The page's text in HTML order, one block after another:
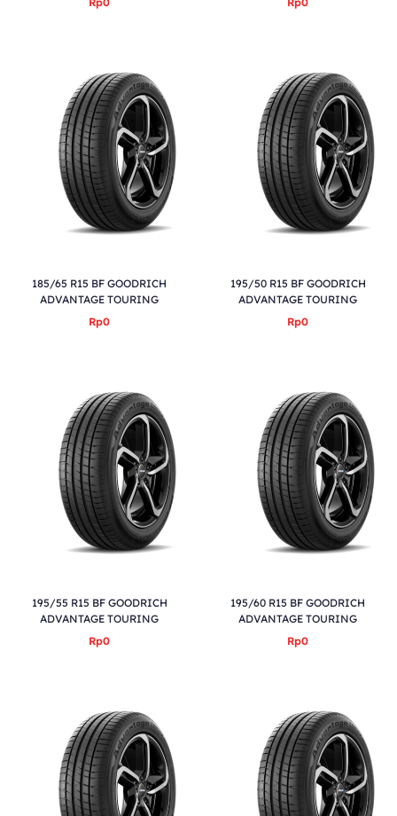
185/65 R15 BF GOODRICH
ADVANTAGE TOURING
Rp0
195/50 R15 BF GOODRICH
ADVANTAGE TOURING
Rp0
195/55 R15 BF GOODRICH
ADVANTAGE TOURING
Rp0
195/60 R15 BF GOODRICH
ADVANTAGE TOURING
Rp0